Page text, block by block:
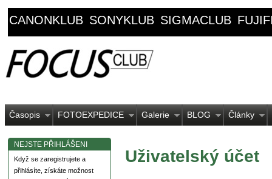
CANONKLUB SONYKLUB SIGMACLUB
Časopis FOTOEXPEDICE Galerie BLOG Články
NEJSTE PŘIHLÁŠENI
Když se zaregistrujete a
přihlásíte, získáte možnost
Uživatelský účet